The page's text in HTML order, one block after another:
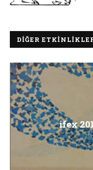
DIĞER
ifex